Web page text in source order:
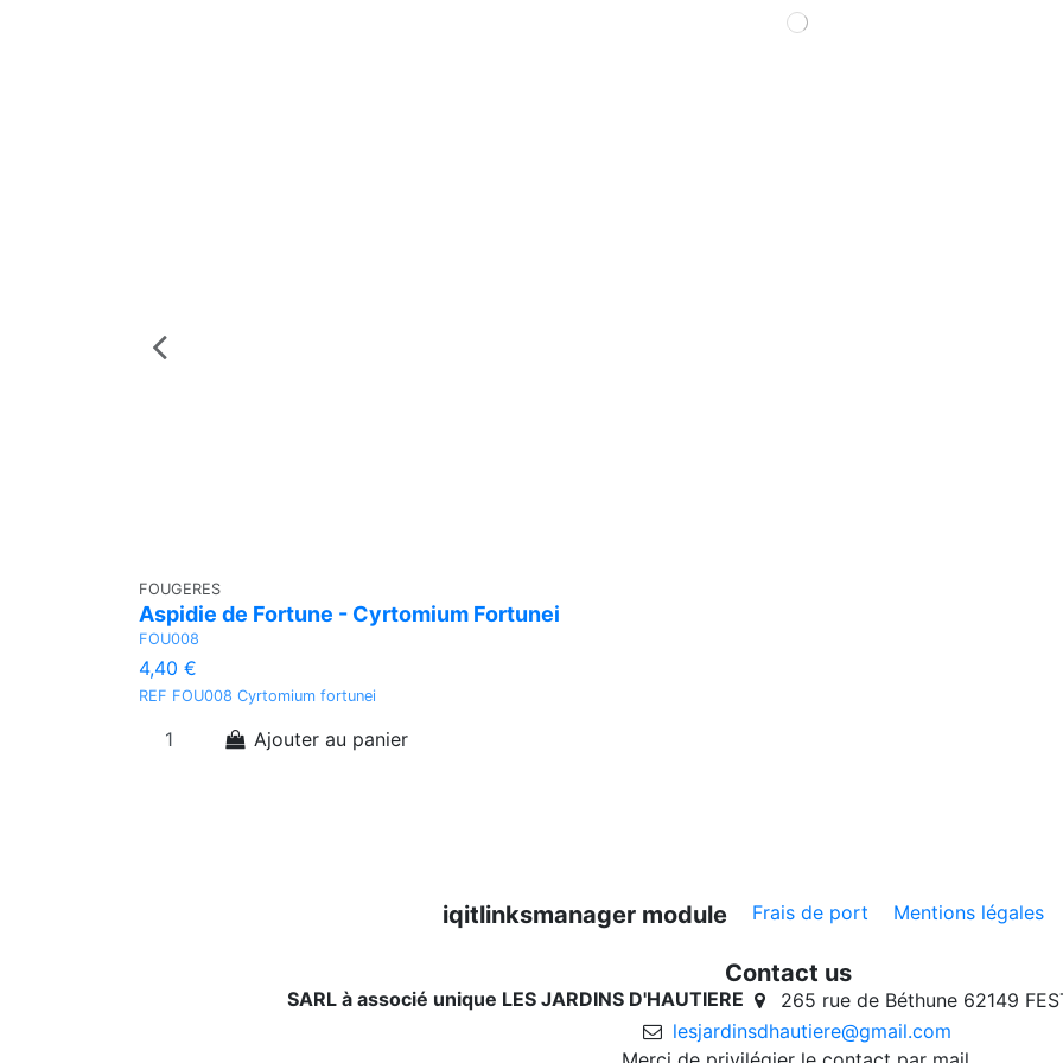
FOUGERES
Aspidie de Fortune - Cyrtomium Fortunei
FOU008
4,40 €
REF FOU008 Cyrtomium fortunei
Ajouter au panier
iqitlinksmanager module Frais de port Mentions légales
Contact us
SARL à associé unique LES JARDINS D'HAUTIERE 265 rue de Béthune 62149
lesjardinsdhautiere@gmail.com